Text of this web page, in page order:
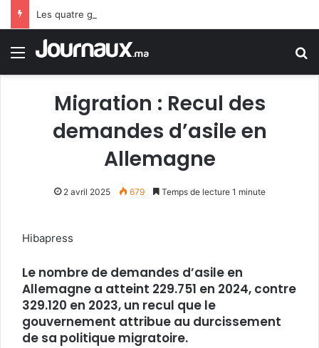
Les quatre grandes priorités du PLF 2027
Menu
Migration : Recul des
demandes d’asile en
Allemagne
2 avril 2025 679 Temps de lecture 1 minute
Hibapress
Le nombre de demandes d’asile en
Allemagne a atteint 229.751 en 2024, contre
329.120 en 2023, un recul que le
gouvernement attribue au durcissement
de sa politique migratoire.